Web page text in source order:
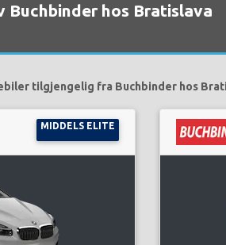
hos Bratislava
tilgjengelig fra Buchbinder hos
MIDDELS ELITE